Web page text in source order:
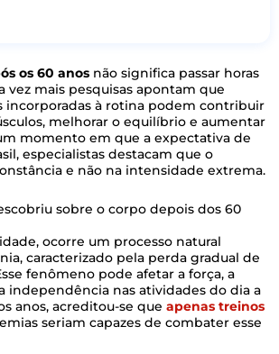
os 60 anos não significa passar horas
vez mais pesquisas apontam que
incorporadas à rotina podem contribuir
melhorar o equilíbrio e aumentar
momento em que a expectativa de
especialistas destacam que o
e não na intensidade extrema.
sobre o corpo depois dos 60
ocorre um processo natural
caracterizado pela perda gradual de
fenômeno pode afetar a força, a
independência nas atividades do dia a
anos, acreditou-se que apenas treinos
seriam capazes de combater esse